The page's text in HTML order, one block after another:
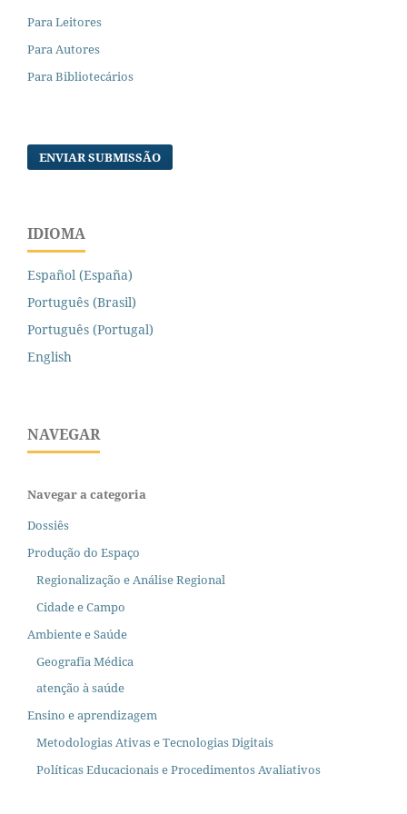
Para Leitores
Para Autores
Para Bibliotecários
ENVIAR SUBMISSÃO
IDIOMA
Español (España)
Português (Brasil)
Português (Portugal)
English
NAVEGAR
Navegar a categoria
Dossiês
Produção do Espaço
Regionalização e Análise Regional
Cidade e Campo
Ambiente e Saúde
Geografia Médica
atenção à saúde
Ensino e aprendizagem
Metodologias Ativas e Tecnologias Digitais
Políticas Educacionais e Procedimentos Avaliativos